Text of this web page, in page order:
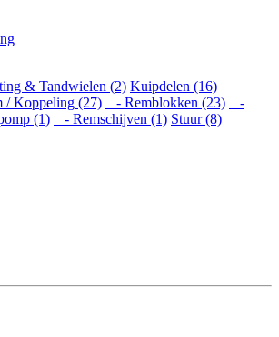
& Tandwielen (2) Kuipdelen (16)
/ Koppeling (27) - Remblokken (23)
-
(1) - Remschijven (1) Stuur (8)